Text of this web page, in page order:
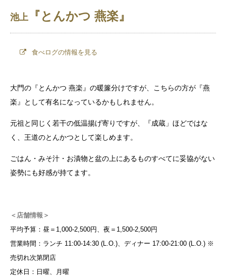
池上 『とんかつ 燕楽』
食べログの情報を見る
大門の『とんかつ 燕楽』の暖簾分けですが、こちらの方が『燕
楽』として有名になっているかもしれません。
元祖と同じく若干の低温揚げ寄りですが、『成蔵」ほどではな
く、王道のとんかつとして楽しめます。
ごはん・みそ汁・お漬物と盆の上にあるものすべてに妥協がない
姿勢にも好感が持てます。
＜店舗情報＞
平均予算：昼＝1,000-2,500円、夜＝1,500-2,500円
営業時間：ランチ 11:00-14:30 (L.O.)、ディナー 17:00-21:00 (L.O.) ※
売切れ次第閉店
定休日：日曜、月曜